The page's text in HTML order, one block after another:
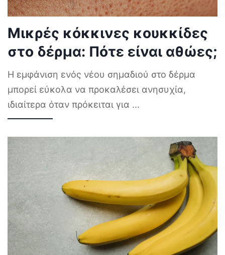
Μικρές κόκκινες κουκκίδες
στο δέρμα: Πότε είναι αθώες;
Η εμφάνιση ενός νέου σημαδιού στο δέρμα
μπορεί εύκολα να προκαλέσει ανησυχία,
ιδιαίτερα όταν πρόκειται για ...